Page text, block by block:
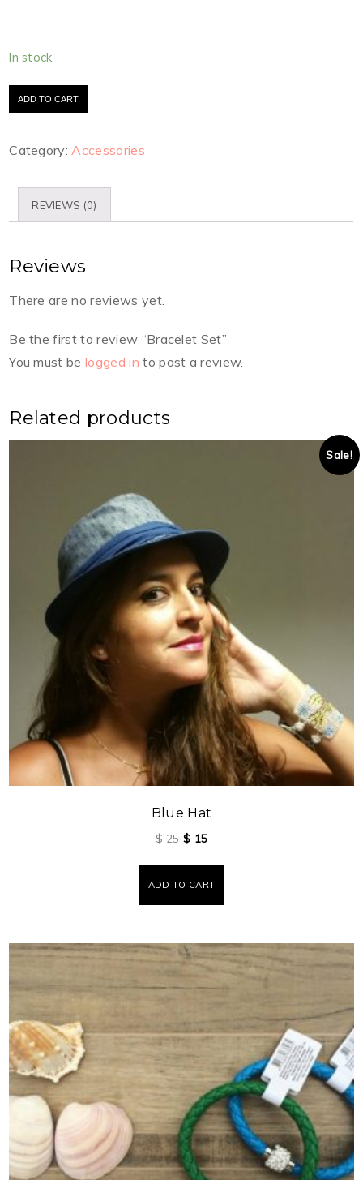
In stock
ADD TO CART
Category:Accessories
REVIEWS (0)
Reviews
There are no reviews yet.
Be the first to review “Bracelet Set”
You must belogged in to post a review.
Related products
Sale!
Blue Hat
$25 $ 15
ADD TO CART